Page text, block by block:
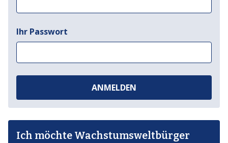
Ihr Passwort
ANMELDEN
Ich möchte Wachstumsweltbürger